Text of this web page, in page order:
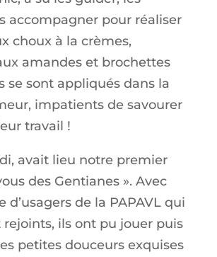
accompagner pour réaliser
choux à la crèmes,
amandes et brochettes
se sont appliqués dans la
impatients de savourer
travail !
avait lieu notre premier
des Gentianes ». Avec
d’usagers de la PAPAVL qui
rejoints, ils ont pu jouer puis
petites douceurs exquises